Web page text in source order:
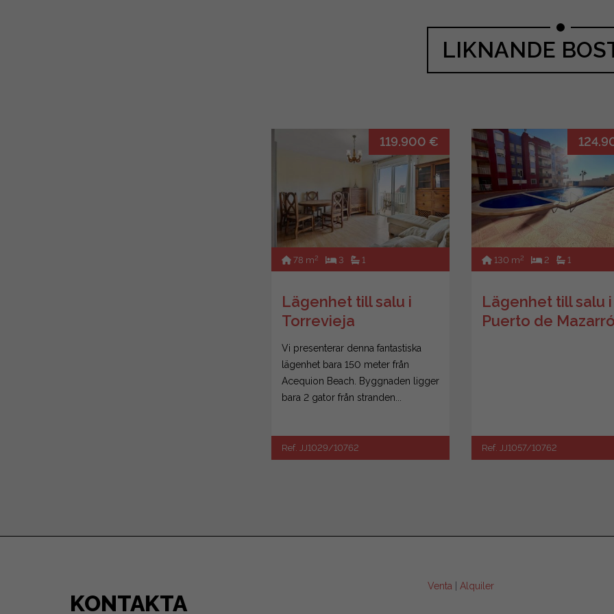
LIKNANDE
119.900 €
78 m2 3 1
Lägenhet till salu i
Torrevieja
Vi presenterar denna fantastiska
lägenhet bara 150 meter från
Acequion Beach. Byggnaden ligger
bara 2 gator från stranden...
Ref. JJ1029/10762
130 m2 2 1
Lägenhet till salu i
Puerto de
Ref. JJ1057/10762
KONTAKTA
Venta| Alquiler